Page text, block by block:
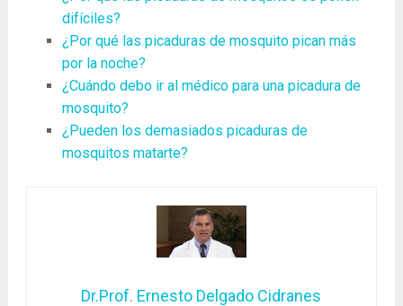
difíciles?
¿Por qué las picaduras de mosquito pican más
por la noche?
¿Cuándo debo ir al médico para una picadura de
mosquito?
¿Pueden los demasiados picaduras de
mosquitos matarte?
Dr.Prof. Ernesto Delgado Cidranes